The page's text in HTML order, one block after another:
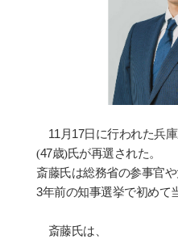
11 月17日に行われた兵
(47歳)氏が再選された。
斎藤氏は総務省の参事官
3年前の知事選挙で初めて
斎藤氏は、